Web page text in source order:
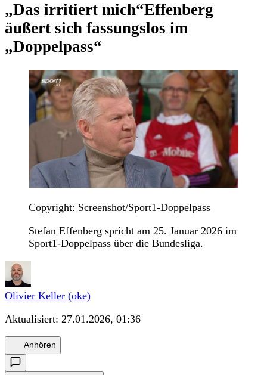
„Das irritiert mich“Effenberg
äußert sich fassungslos im
„Doppelpass“
Copyright: Screenshot/Sport1-Doppelpass
Stefan Effenberg spricht am 25. Januar 2026 im
Sport1-Doppelpass über die Bundesliga.
Olivier Keller (oke)
Aktualisiert: 27.01.2026, 01:36
Anhören